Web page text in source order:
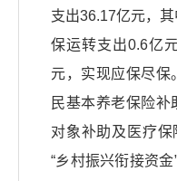
支出36.17亿元，其
保运转支出0.6亿
元，实现应保尽保
民基本养老保险补
对象补助及医疗保
“乡村振兴衔接资